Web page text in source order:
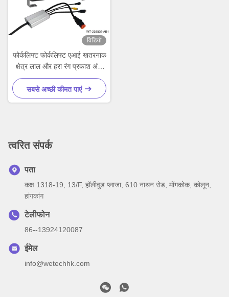
विडियो
फोर्कलिफ्ट फोर्कलिफ्ट एआई खतरनाक
क्षेत्र लाल और हरा रंग प्रकाश अंधा
धब्बा निकटता का पता लगाने टक्कर
प्रणाली
सबसे अच्छी कीमत पाएं
त्वरित संपर्क
पता
कक्ष 1318-19, 13/F, हॉलीवुड प्लाजा, 610 नाथन रोड, मोंगकोक, कोलून,
हांगकांग
टेलीफोन
86--13924120087
ईमेल
info@wetechhk.com